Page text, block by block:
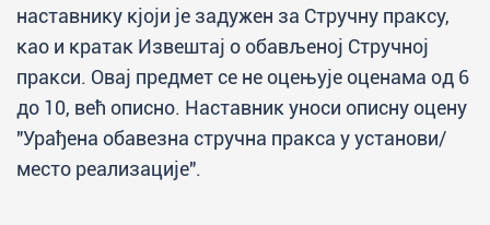
наставнику кјоји је задужен за Стручну праксу,
као и кратак Извештај о обављеној Стручној
пракси. Овај предмет се не оцењује оценама од 6
до 10, већ описно. Наставник уноси описну оцену
"Урађена обавезна стручна пракса у установи/
место реализације".